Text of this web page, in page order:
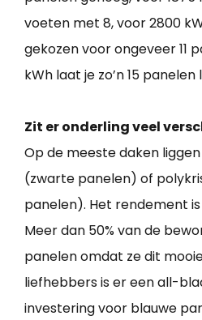
voeten met 8, voor 2800
gekozen voor ongeveer 11
kWh laat je zo’n 15 panelen
Zit er onderling veel
Op de meeste daken
(zwarte panelen) of
panelen). Het rendement is
Meer dan 50% van de
panelen omdat ze dit
liefhebbers is er een all-
investering voor blauwe